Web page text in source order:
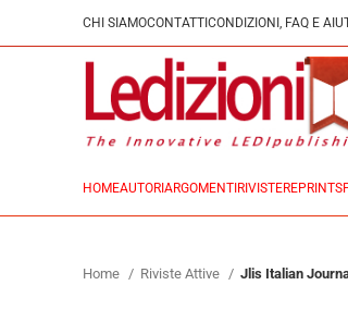
CHI SIAMOCONTATTI CONDIZIONI, FAQ E
HOMEAUTORI ARGOMENTI RIVISTEREPRINTS
Home Riviste Attive Jlis Italian